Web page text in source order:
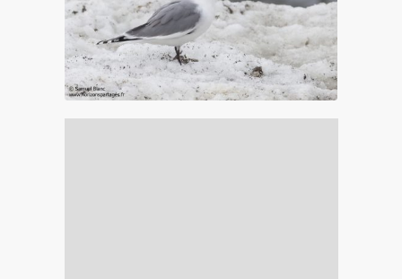
Mouette de Sabine au Spitzberg